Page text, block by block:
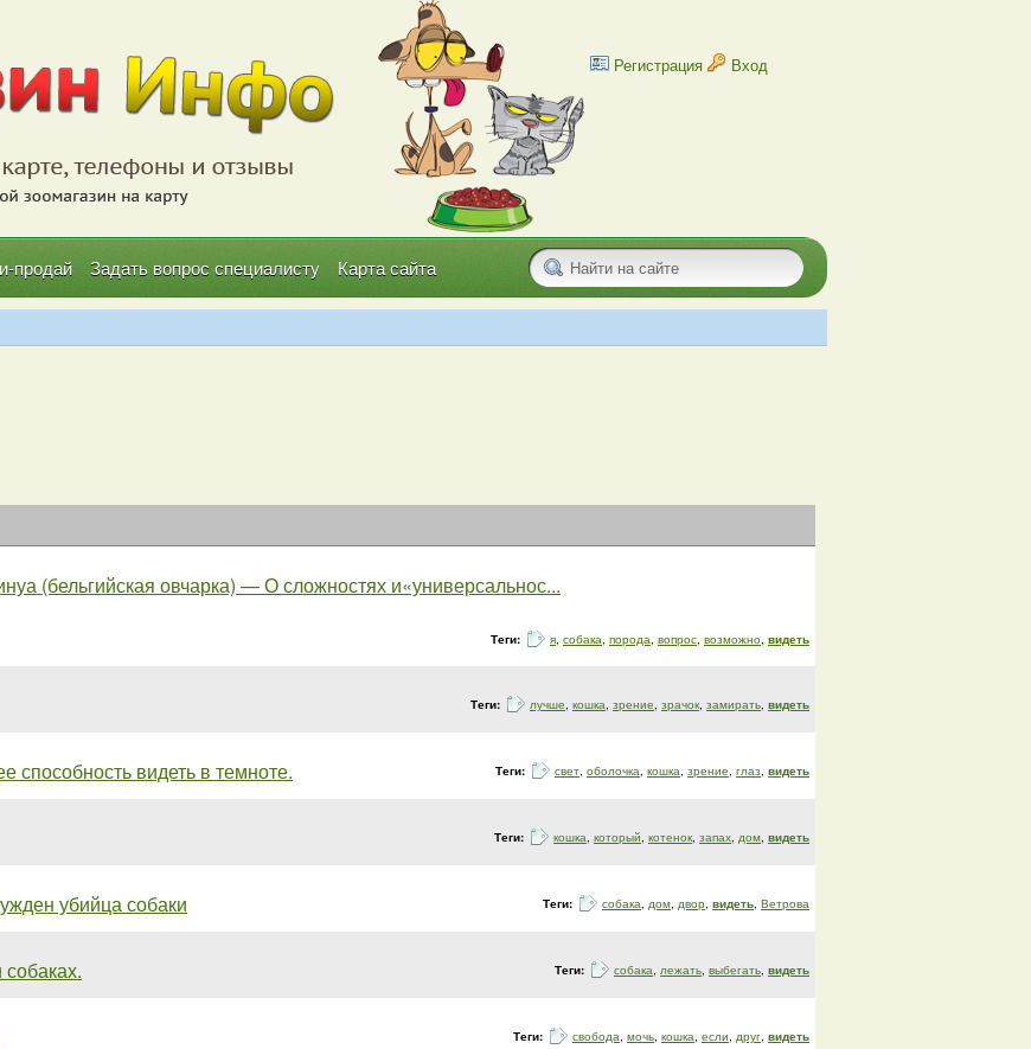
Регистрация Вход
продай Задать вопрос специалисту Карта сайта
(бельгийская овчарка) — О сложностях и«универсальнос...
Теги: я, собака, порода, вопрос, возможно, видеть
Теги: лучше, кошка, зрение, зрачок, замирать, видеть
способность видеть в темноте. Теги: свет, оболочка, кошка, зрение, глаз, видеть
Теги: кошка, который, котенок, запах, дом, видеть
убийца собаки Теги: собака, дом, двор, видеть, Ветрова
Теги: собака, лежать, выбегать, видеть
Теги: свобода, мочь, кошка, если, друг, видеть